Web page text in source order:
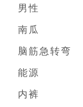
男性
南瓜
脑筋急转弯
能源
内裤